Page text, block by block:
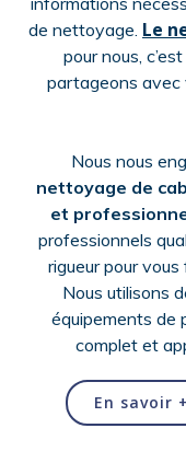
de nettoyage. Le
pour nous,
partageons avec
Nous nous
nettoyage de
et
professionnels
rigueur pour
Nous utilisons
équipements de
complet et
En savoir +